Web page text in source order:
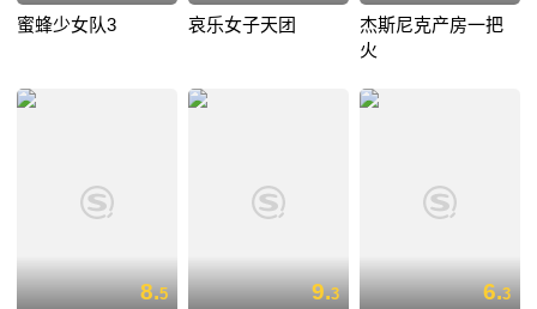
蜜蜂少女队3 哀乐女子天团
杰斯尼克产房一把
火
8.5 9.3 6.3